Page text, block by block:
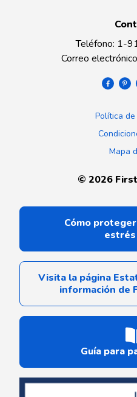
Teléfono: 1-
Correo electrónico
Política
Mapa
© 2026First
Cómo
Visita la página
información de
Guía para